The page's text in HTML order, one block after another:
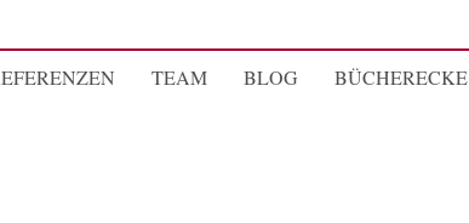
TEAM BLOG BÜCHERECKE